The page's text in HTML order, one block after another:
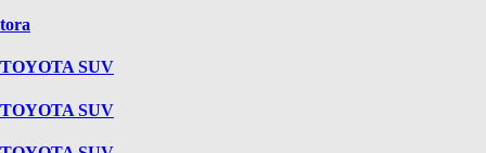
tora
TOYOTA SUV
TOYOTA SUV